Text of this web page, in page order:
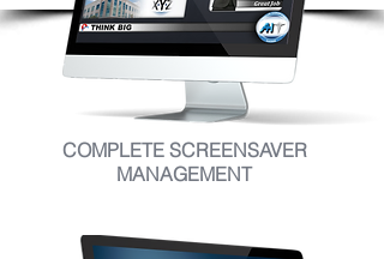
COMPLETE SCREENSAVER
MANAGEMENT